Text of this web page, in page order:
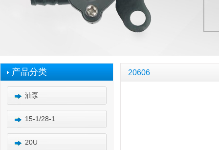
产品分类
油泵
15-1/28-1
20U
20606